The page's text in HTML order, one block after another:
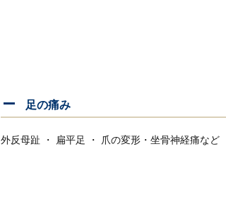
足の痛み
外反母趾 ・ 扁平足 ・ 爪の変形・坐骨神経痛など